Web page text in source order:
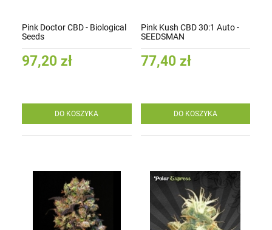
Pink Doctor CBD - Biological
Seeds
97,20 zł
DO KOSZYKA
Pink Kush CBD 30:1 Auto -
SEEDSMAN
77,40 zł
DO KOSZYKA